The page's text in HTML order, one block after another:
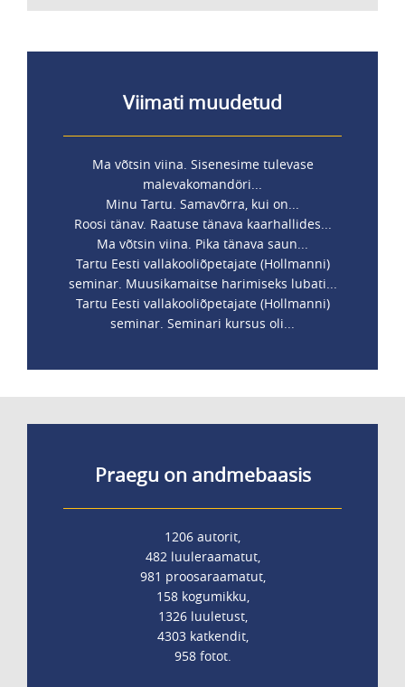
Viimati muudetud
Ma võtsin viina. Sisenesime tulevase
malevakomandöri...
Minu Tartu. Samavõrra, kui on...
Roosi tänav. Raatuse tänava kaarhallides...
Ma võtsin viina. Pika tänava saun...
Tartu Eesti vallakooliõpetajate (Hollmanni)
seminar. Muusikamaitse harimiseks lubati...
Tartu Eesti vallakooliõpetajate (Hollmanni)
seminar. Seminari kursus oli...
Praegu on andmebaasis
1206 autorit,
482 luuleraamatut,
981 proosaraamatut,
158 kogumikku,
1326 luuletust,
4303 katkendit,
958 fotot.